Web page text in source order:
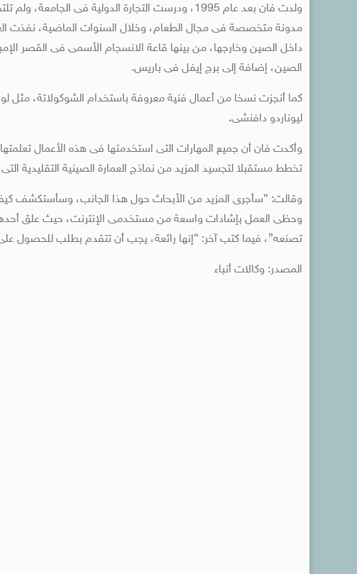
ولدت فان بعد عام 1995، ودرست التجارة الدولية فى
مدونة متخصصة فى مجال الطعام، وخلال السنوات الماضية، نفذت
داخل الصين وخارجها، من بينها قاعة الانسجام الأسمى فى القصر
الصين، إضافة إلى برج إيفل فى باريس.
كما أنجزت نسخا من أعمال فنية معروفة باستخدام الشوكولاتة، مثل
ليوناردو دافنشى.
وأكدت فان أن جميع المهارات التى استخدمتها فى هذه الأعمال
تخطط مستقبلا لتجسيد المزيد من نماذج العمارة الصينية التقليدية التى
وقالت: “سأجرى المزيد من الأبحاث حول هذا الجانب، وسأستكشف
وحظى العمل بإشادات واسعة من مستخدمى الإنترنت، حيث علق
تصنعه”، فيما كتب آخر: “إنها رائعة، يجب أن تتقدم بطلب للحصول
المصدر: وكالات أنباء